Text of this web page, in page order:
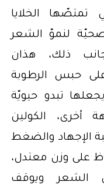
تمتصّها الخلايا
لنموّ الشعر
ذلك، هذان
على حبس الرطوبة
تبدو حيويّة
الكولين
الإجهاد والضغط
على وزن معتدل،
الشعر ويوقف